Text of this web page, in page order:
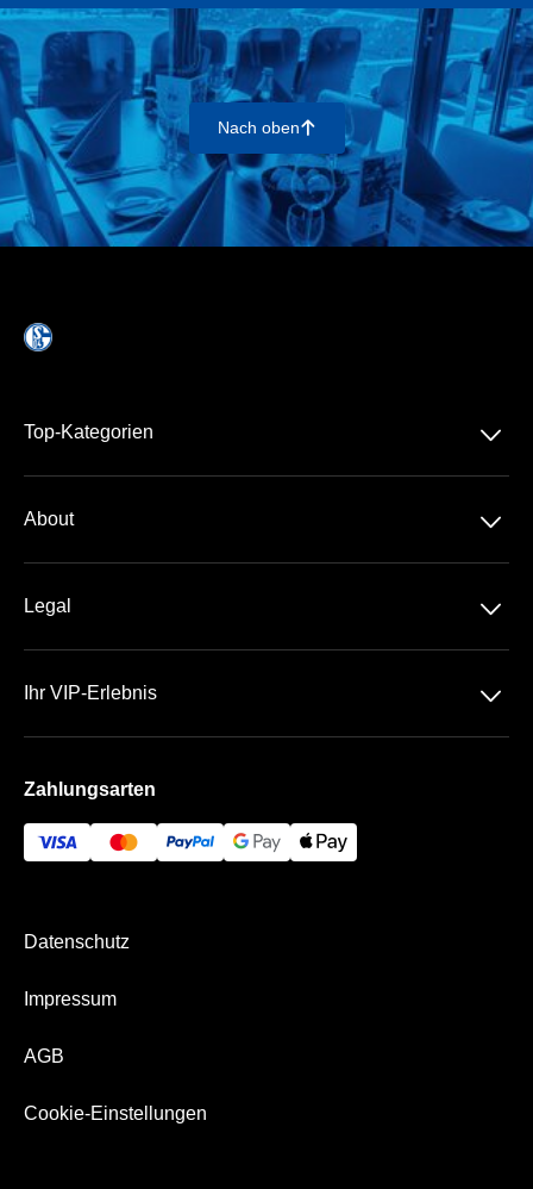
Nach oben􀄨
Top-Kategorien 􀆈
Business Kreisel
About 􀆈
Team
Legal 􀆈
Ihr VIP-Erlebnis 􀆈
Business App
Zahlungsarten
Datenschutz
Impressum
AGB
Cookie-Einstellungen